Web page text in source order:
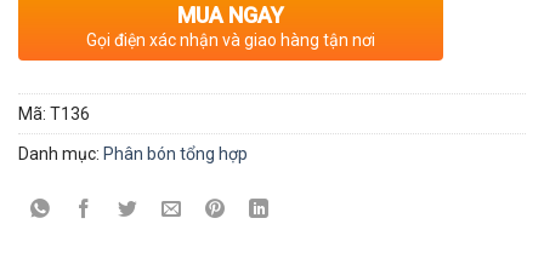
MUA NGAY
Gọi điện xác nhận và giao hàng tận nơi
Mã: T136
Danh mục: Phân bón tổng hợp